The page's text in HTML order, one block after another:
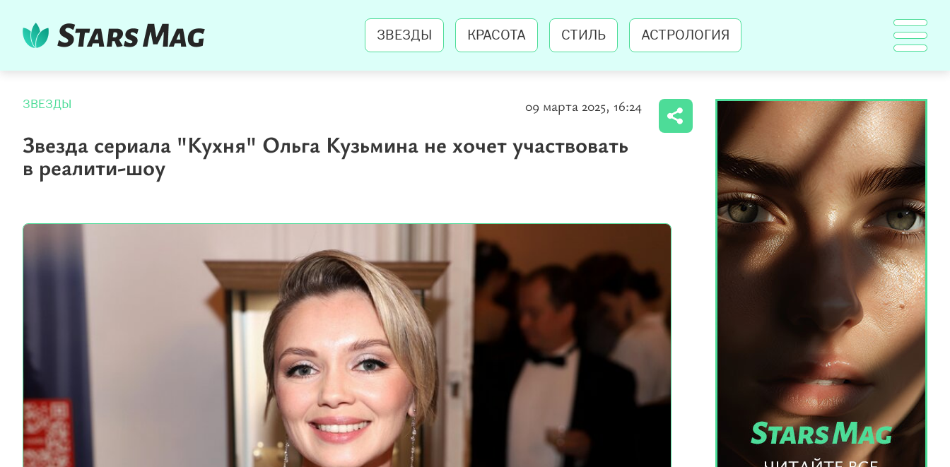
ЗВЕЗДЫ КРАСОТА СТИЛЬ АСТРОЛОГИЯ
ЗВЕЗДЫ 09 марта 2025, 16:24
Звезда сериала "Кухня" Ольга Кузьмина не хочет участвовать
в реалити-шоу